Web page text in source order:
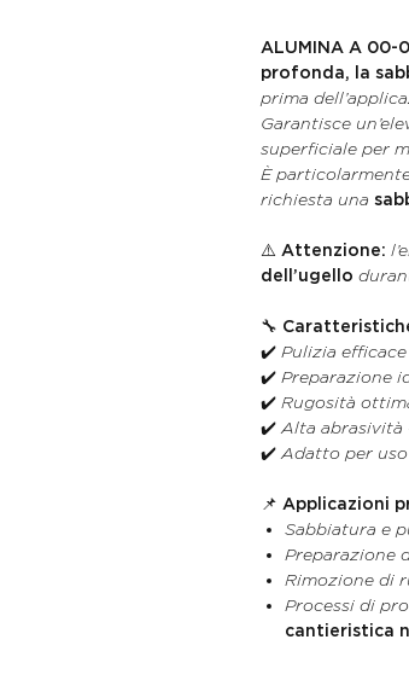
ALUMINA A 00-
profonda, la
prima
Garantisce
superficiale per
È
richiesta una
⚠️ Attenzione:
dell’ugello
🔧
✔️ Pulizia
✔️ Preparazione
✔️ Rugosità
✔️ Alta
✔️ Adatto per
📌 Applicazioni
Sabbiatura e
Preparazione
Rimozione di
Processi di
cantieristica